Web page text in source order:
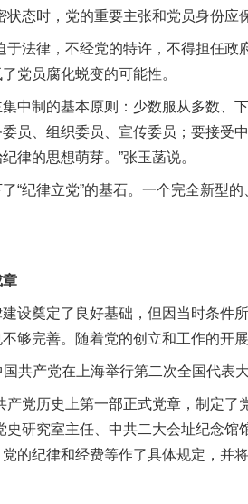
时，党的重要主张和党员身份应
法律，不经党的特许，不得担任政
党员腐化蜕变的可能性。
制的基本原则：少数服从多数、
员、组织委员、宣传委员；要接受
律的思想萌芽。”张玉菡说。
纪律立党”的基石。一个完全新型的
奠定了良好基础，但因当时条件
够完善。随着党的创立和工作的开
产党在上海举行第二次全国代表大
党历史上第一部正式党章，制定了
史研究室主任、中共二大会址纪念
的纪律和经费等作了具体规定，并